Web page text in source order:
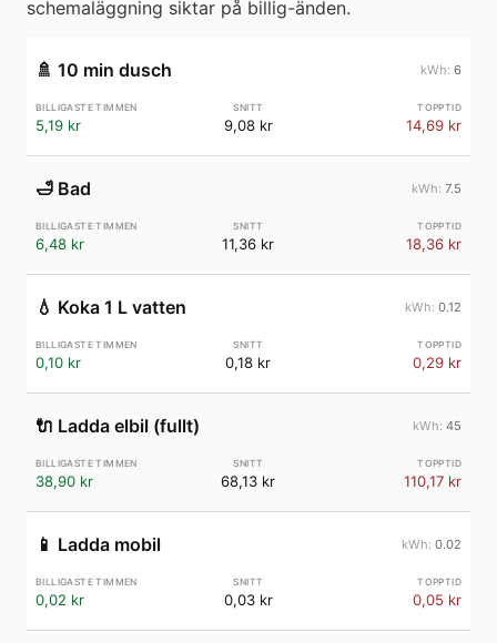
schemaläggning siktar på billig-änden.
🚿 10 min dusch 6
5,19 kr 9,08 kr 14,69 kr
🛁 Bad 7.5
6,48 kr 11,36 kr 18,36 kr
💧 Koka 1 L vatten 0.12
0,10 kr 0,18 kr 0,29 kr
🔌 Ladda elbil (fullt) 45
38,90 kr 68,13 kr 110,17 kr
📱 Ladda mobil 0.02
0,02 kr 0,03 kr 0,05 kr